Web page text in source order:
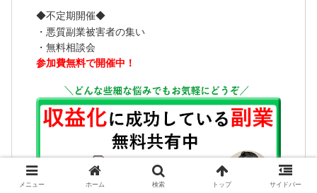
◆不定期開催◆
・悪質副業被害者の集い
・無料相談会
参加費無料で開催中！
メニュー ホーム 検索 トップ サイドバー